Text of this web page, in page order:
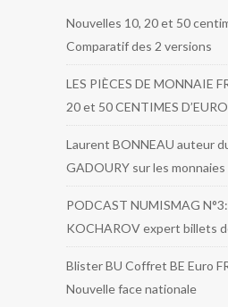
Nouvelles 10, 20 et 50
Comparatif des 2 versions
LES PIÈCES DE MONNAIE
20 et 50 CENTIMES D’EURO
Laurent BONNEAU auteur
GADOURY sur les
PODCAST NUMISMAG
KOCHAROV expert billets
Blister BU Coffret BE Euro
Nouvelle face nationale